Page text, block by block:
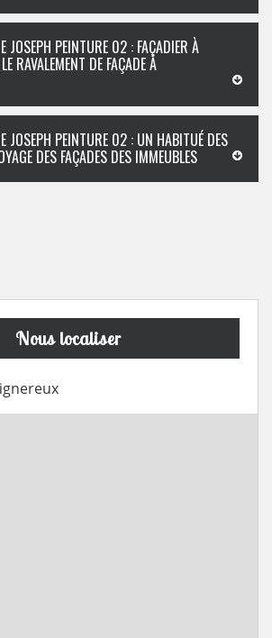
JOSEPH PEINTURE 02 : FAÇADIER À
RAVALEMENT DE FAÇADE À
JOSEPH PEINTURE 02 : UN HABITUÉ DES
DES FAÇADES DES IMMEUBLES
Nous localiser